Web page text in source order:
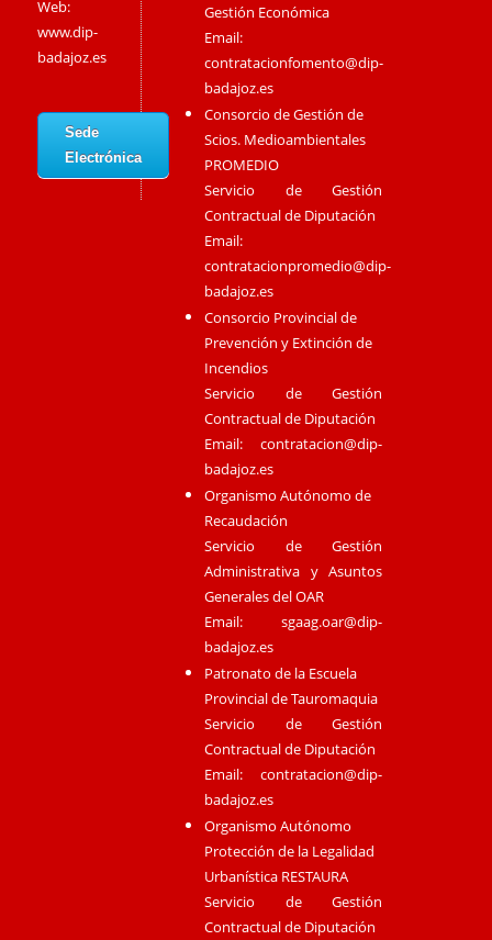
Web:
www.dip-
badajoz.es
Sede
Electrónica
Gestión Económica
Email:
contratacionfomento@dip-
badajoz.es
Consorcio de Gestión de
Scios. Medioambientales
PROMEDIO
Servicio de Gestión
Contractual de Diputación
Email:
contratacionpromedio@dip-
badajoz.es
Consorcio Provincial de
Prevención y Extinción de
Incendios
Servicio de Gestión
Contractual de Diputación
Email:contratacion@dip-
badajoz.es
Organismo Autónomo de
Recaudación
Servicio de Gestión
Administrativa y Asuntos
Generales del OAR
Email:sgaag.oar@dip-
badajoz.es
Patronato de la Escuela
Provincial de Tauromaquia
Servicio de Gestión
Contractual de Diputación
Email:contratacion@dip-
badajoz.es
Organismo Autónomo
Protección de la Legalidad
Urbanística RESTAURA
Servicio de Gestión
Contractual de Diputación